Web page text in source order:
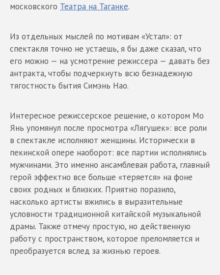
московского Театра на Таганке.
Из отдельных мыслей по мотивам «Устал»: от
спектакля точно не устаешь, я бы даже сказал, что
его можно — на усмотрение режиссера — давать без
антракта, чтобы подчеркнуть всю безнадежную
тягостность бытия Симэнь Нао.
Интересное режиссерское решение, о котором Мо
Янь упомянул после просмотра «Лягушек»: все роли
в спектакле исполняют женщины. Исторически в
пекинской опере наоборот: все партии исполнялись
мужчинами. Это именно ансамблевая работа, главный
герой эффектно все больше «теряется» на фоне
своих родных и близких. Приятно поразило,
насколько артисты вжились в выразительные
условности традиционной китайской музыкальной
драмы. Также отмечу простую, но действенную
работу с пространством, которое преломляется и
преобразуется вслед за жизнью героев.